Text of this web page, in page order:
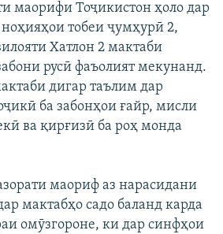
маорифи Тоҷикистон ҳоло дар
тобеи ҷумҳурӣ 2,
Хатлон 2 мактаби
русӣ фаъолият мекунанд.
дигар таълим дар
ба забонҳои ғайр, мисли
ва қирғизӣ ба роҳ монда
маориф аз нарасидани
мактабҳо садо баланд карда
омӯзгороне, ки дар синфҳои